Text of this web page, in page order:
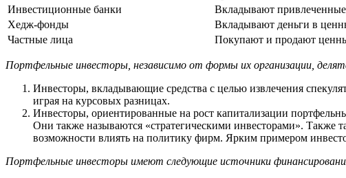
Инвестиционные банки
Вкладывают
Хедж-фонды
Вкладывают деньги в
Частные лица
Покупают и продают
Портфельные инвесторы, независимо от формы их организации,
Инвесторы, вкладывающие средства с целью извлечения
играя на курсовых разницах.
Инвесторы, ориентированные на рост капитализации
Они также называются «стратегическими инвесторами». Также
возможности влиять на политику фирм. Ярким примером
Портфельные инвесторы имеют следующие источники